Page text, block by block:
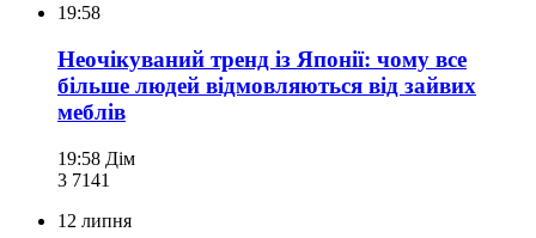
19:58
Неочікуваний тренд із Японії: чому все
більше людей відмовляються від зайвих
меблів
19:58 Дім
3 7141
12 липня